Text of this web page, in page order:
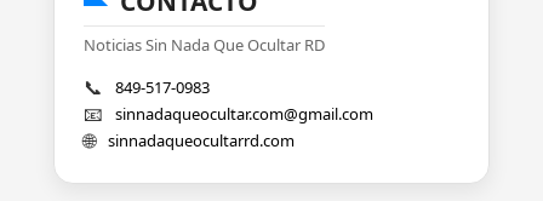
Noticias Sin Nada Que Ocultar RD
📞 849-517-0983
📧 sinnadaqueocultar.com@gmail.com
🌐 sinnadaqueocultarrd.com